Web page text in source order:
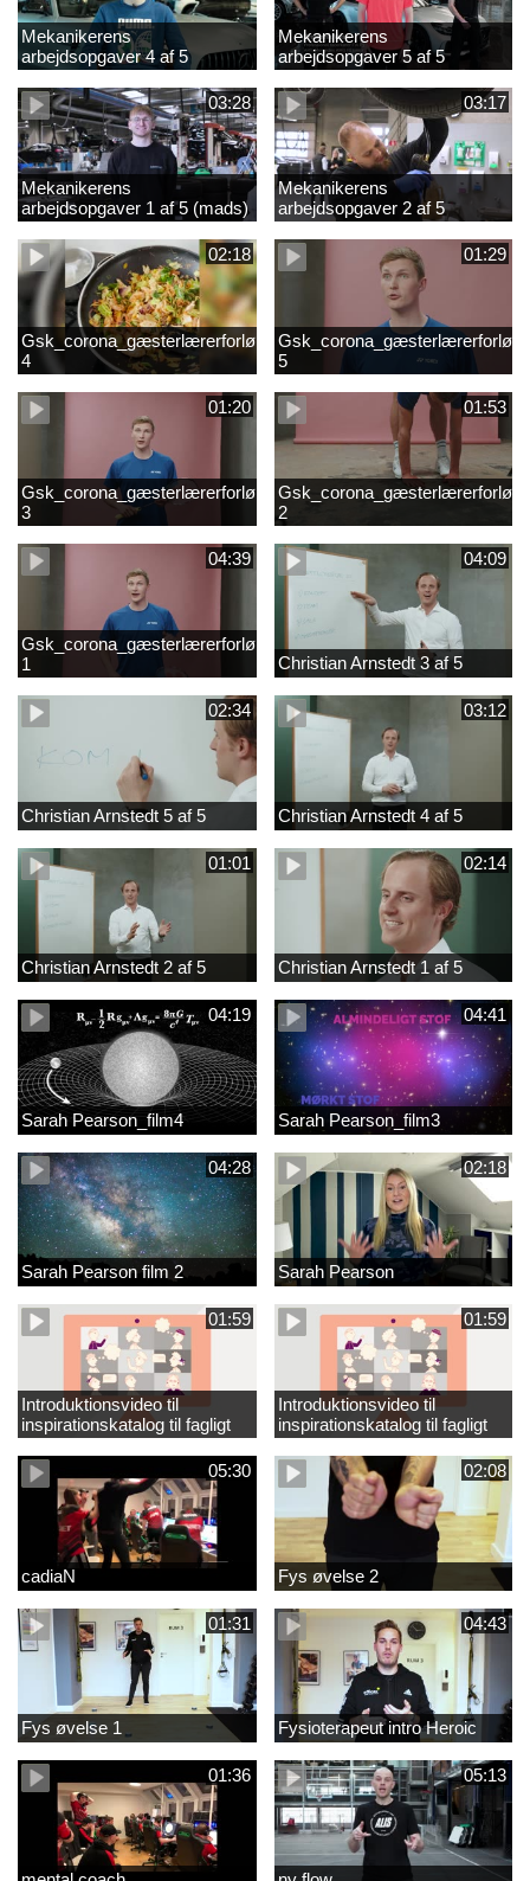
Mekanikerens
arbejdsopgaver 4 af 5
(Frederik Vesti)
Mekanikerens
arbejdsopgaver 5 af 5
(Frederik Vesti)
03:28
Mekanikerens
arbejdsopgaver 1 af 5 (mads)
03:17
Mekanikerens
arbejdsopgaver 2 af 5
(magnus)
02:18
Gsk_corona_gæsterlærerforløb_Axelsen_del
4
01:29
5
01:20
Gsk_corona_gæsterlærerforløb_Axelsen_del
3
01:53
2
04:39
Gsk_corona_gæsterlærerforløb_Axelsen_del
1
04:09
Christian Arnstedt 3 af 5
02:34
Christian Arnstedt 5 af 5
03:12
Christian Arnstedt 4 af 5
01:01
Christian Arnstedt 2 af 5
02:14
Christian Arnstedt 1 af 5
04:19
Sarah Pearson_film4
04:41
Sarah Pearson_film3
04:28
Sarah Pearson film 2
02:18
Sarah Pearson
01:59
Introduktionsvideo til
inspirationskatalog til fagligt
løft_tilrettet
01:59
Introduktionsvideo til
inspirationskatalog til fagligt
løft
05:30
cadiaN
02:08
Fys øvelse 2
01:31
Fys øvelse 1
04:43
Fysioterapeut intro Heroic
01:36 05:13